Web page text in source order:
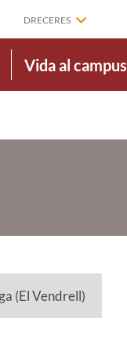
DRECERES
Vida al campus
(El Vendrell)